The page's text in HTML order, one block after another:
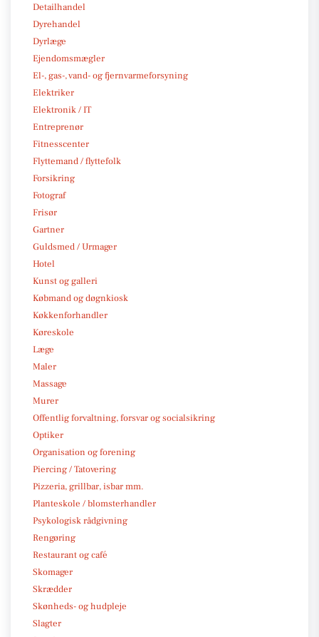
Detailhandel
Dyrehandel
Dyrlæge
Ejendomsmægler
El-, gas-, vand- og fjernvarmeforsyning
Elektriker
Elektronik / IT
Entreprenør
Fitnesscenter
Flyttemand / flyttefolk
Forsikring
Fotograf
Frisør
Gartner
Guldsmed / Urmager
Hotel
Kunst og galleri
Købmand og døgnkiosk
Køkkenforhandler
Køreskole
Læge
Maler
Massage
Murer
Offentlig forvaltning, forsvar og socialsikring
Optiker
Organisation og forening
Piercing / Tatovering
Pizzeria, grillbar, isbar mm.
Planteskole / blomsterhandler
Psykologisk rådgivning
Rengøring
Restaurant og café
Skomager
Skrædder
Skønheds- og hudpleje
Slagter